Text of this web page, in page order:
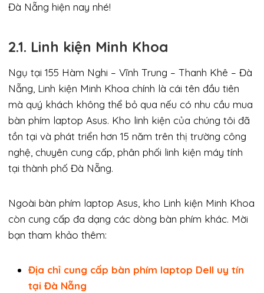
Đà Nẵng hiện nay nhé!
2.1. Linh kiện Minh Khoa
Ngụ tại 155 Hàm Nghi – Vĩnh Trung – Thanh Khê – Đà
Nẵng, Linh kiện Minh Khoa chính là cái tên đầu tiên
mà quý khách không thể bỏ qua nếu có nhu cầu mua
bàn phím laptop Asus. Kho linh kiện của chúng tôi đã
tồn tại và phát triển hơn 15 năm trên thị trường công
nghệ, chuyên cung cấp, phân phối linh kiện máy tính
tại thành phố Đà Nẵng.
Ngoài bàn phím laptop Asus, kho Linh kiện Minh Khoa
còn cung cấp đa dạng các dòng bàn phím khác. Mời
bạn tham khảo thêm:
Địa chỉ cung cấp bàn phím laptop Dell uy tín
tại Đà Nẵng